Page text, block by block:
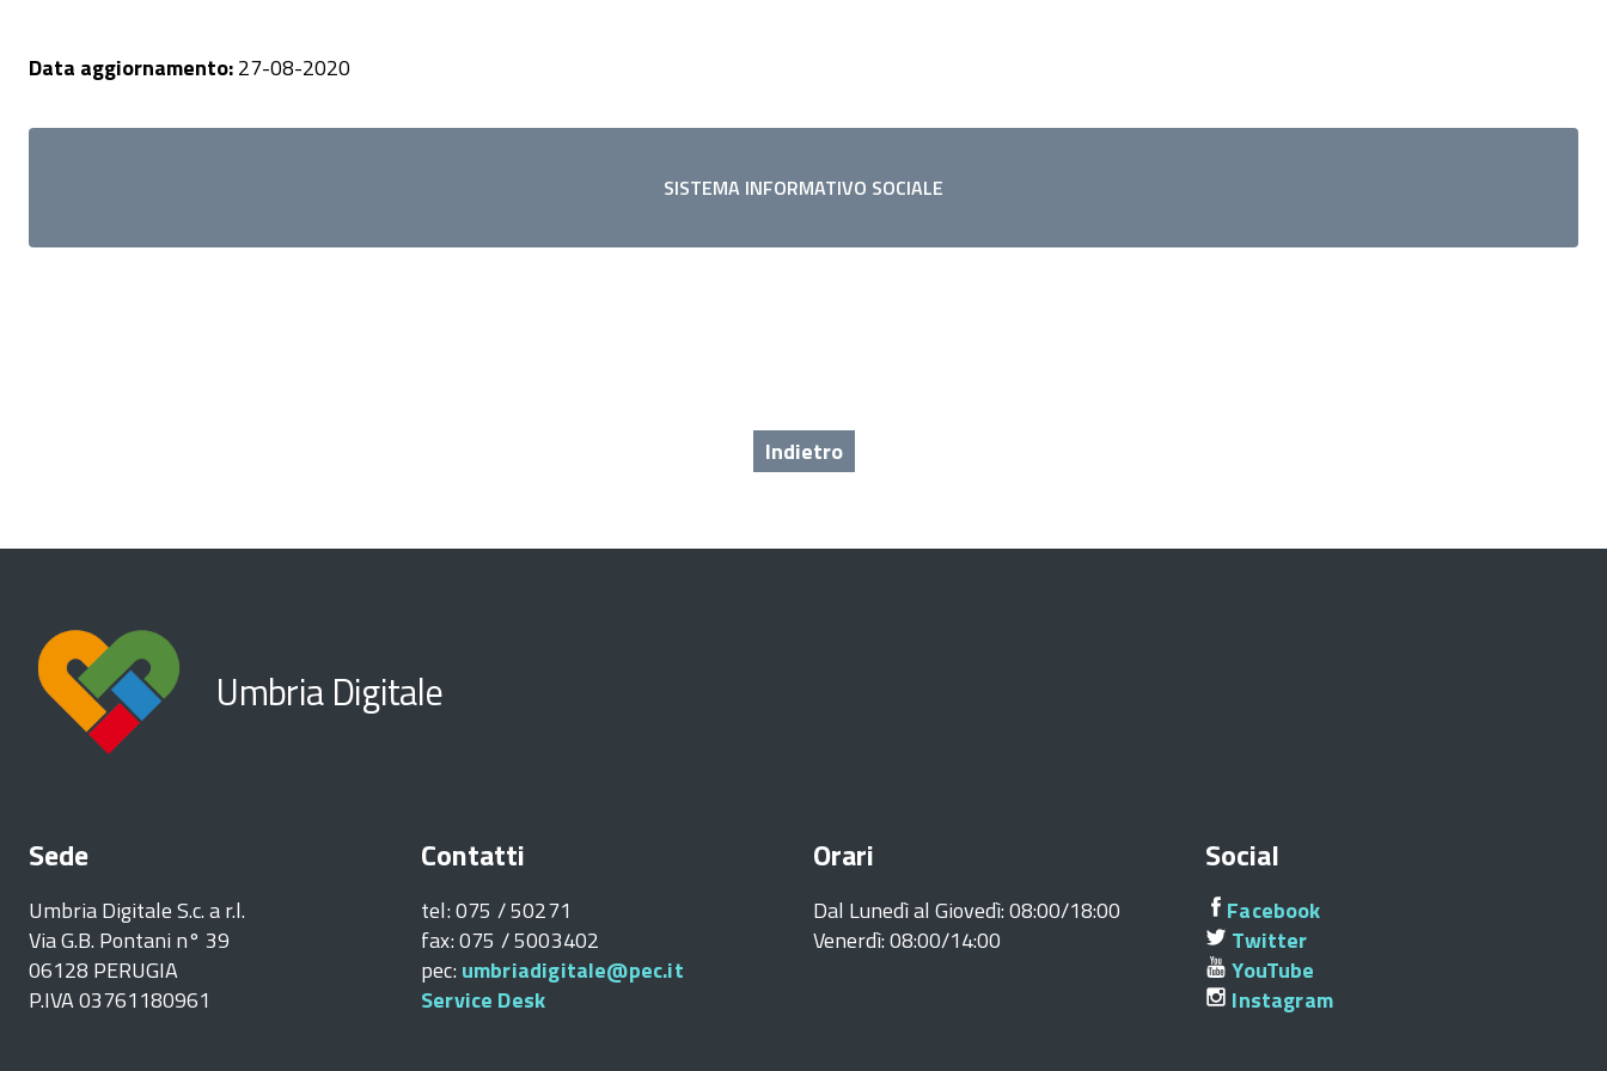
Data aggiornamento:27-08-2020
SISTEMA INFORMATIVO SOCIALE
Indietro
Umbria Digitale
Sede
Umbria Digitale S.c. a r.l.
Via G.B. Pontani n° 39
06128 PERUGIA
P.IVA 03761180961
Contatti
tel: 075 / 50271
fax: 075 / 5003402
pec: umbriadigitale@pec.it
Service Desk
Orari
Dal Lunedì al Giovedì: 08:00/18:00
Venerdì: 08:00/14:00
Social
Facebook
Twitter
YouTube
Instagram